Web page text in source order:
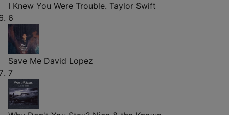
I Knew You Were Trouble. Taylor Swift
6
Save Me David Lopez
7